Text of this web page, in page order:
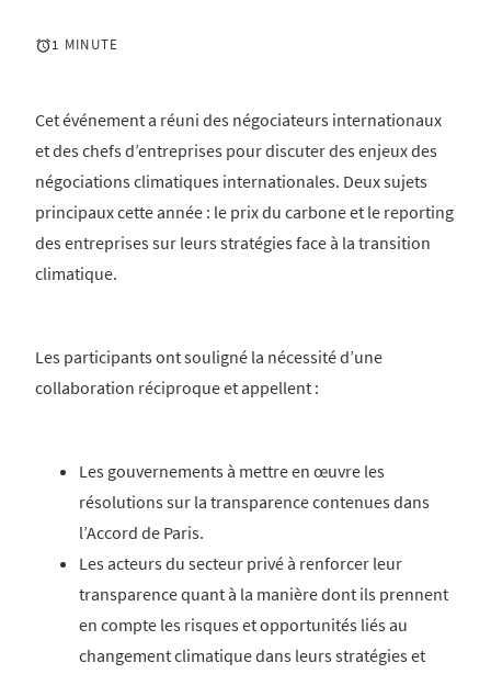
1 MINUTE
Cet événement a réuni des négociateurs internationaux
et des chefs d’entreprises pour discuter des enjeux des
négociations climatiques internationales. Deux sujets
principaux cette année : le prix du carbone et le reporting
des entreprises sur leurs stratégies face à la transition
climatique.
Les participants ont souligné la nécessité d’une
collaboration réciproque et appellent :
Les gouvernements à mettre en œuvre les
résolutions sur la transparence contenues dans
l’Accord de Paris.
Les acteurs du secteur privé à renforcer leur
transparence quant à la manière dont ils prennent
en compte les risques et opportunités liés au
changement climatique dans leurs stratégies et